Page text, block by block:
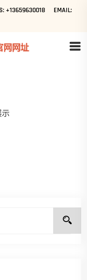
+13659630018
EMAIL: